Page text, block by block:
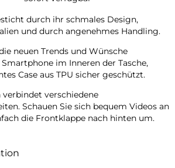
durch ihr schmales Design,
und durch angenehmes Handling.
neuen Trends und Wünsche
im Inneren der Tasche,
Case aus TPU sicher geschützt.
verschiedene
Schauen Sie sich bequem Videos an
die Frontklappe nach hinten um.
und die Schutzhülle öffnet sich nicht